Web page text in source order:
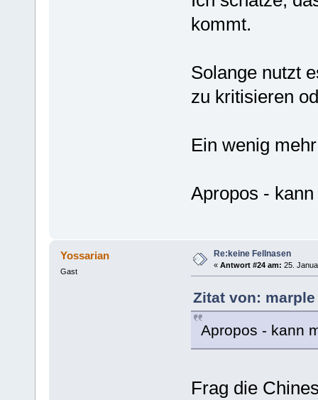
kommt.
Solange nutzt
zu kritisieren
Ein wenig
Apropos -
Yossarian
Gast
Re:keine Fellnasen
« Antwort #24 am: 25.
Zitat von: marple
Apropos - kann
Frag die